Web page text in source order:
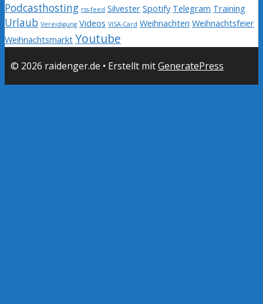
Podcasthosting rss-feed Silvester Spotify Telegram Training
Urlaub Vereidigung Videos VISA-Card Weihnachten Weihnachtsfeier
Weihnachtsmarkt Youtube
© 2026 raidenger.de • Erstellt mitGeneratePress